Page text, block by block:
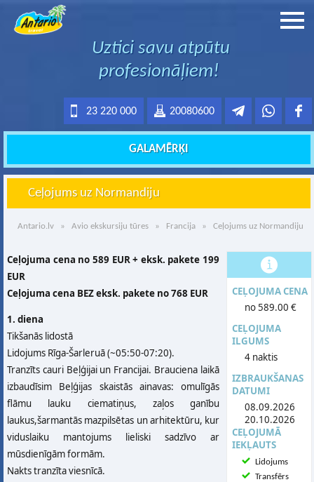
Uztici savu atpūtu
profesionāļiem!
20080600
23 220 000
GALAMĒRĶI
Ceļojums uz Normandiju
Antario.lv » Avio ekskursiju tūres » Francija » Ceļojums uz Normandiju
CEĻOJUMA CENA
no 589.00 €
CEĻOJUMA
ILGUMS
4 naktis
IZBRAUKŠANAS
DATUMI
08.09.2026
20.10.2026
CEĻOJUMĀ
IEKĻAUTS
Lidojums
Transfērs
Ceļojuma cena no 589 EUR + eksk. pakete 199
EUR
Ceļojuma cena BEZ eksk. pakete no 768 EUR
1. diena
Tikšanās lidostā
Lidojums Rīga-Šarleruā (~05:50-07:20).
Tranzīts cauri Beļģijai un Francijai. Brauciena laikā
izbaudīsim Beļģijas skaistās ainavas: omulīgās
flāmu lauku ciematiņus, zaļos ganību
laukus,šarmantās mazpilsētas un arhitektūru, kur
viduslaiku mantojums lieliski sadzīvo ar
mūsdienīgām formām.
Nakts tranzīta viesnīcā.